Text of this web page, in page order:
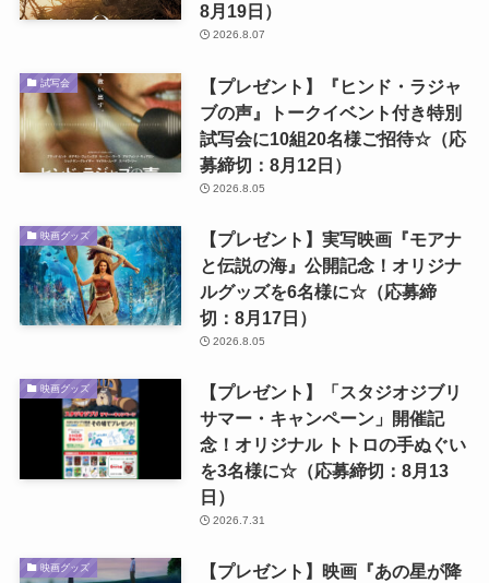
8月19日）
2026.8.07
試写会
【プレゼント】『ヒンド・ラジャ
ブの声』トークイベント付き特別
試写会に10組20名様ご招待☆（応
募締切：8月12日）
2026.8.05
映画グッズ
【プレゼント】実写映画『モアナ
と伝説の海』公開記念！オリジナ
ルグッズを6名様に☆（応募締
切：8月17日）
2026.8.05
映画グッズ
【プレゼント】「スタジオジブリ
サマー・キャンペーン」開催記
念！オリジナル トトロの手ぬぐい
を3名様に☆（応募締切：8月13
日）
2026.7.31
映画グッズ
【プレゼント】映画『あの星が降